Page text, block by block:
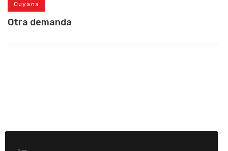
Cuyana
Otra demanda